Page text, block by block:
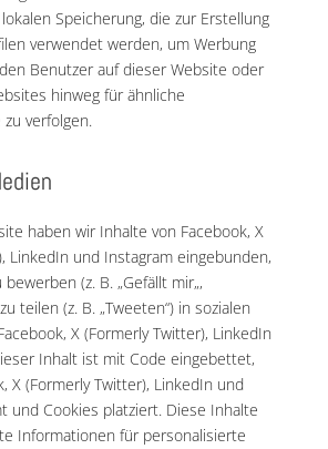
Speicherung, die zur Erstellung
verwendet werden, um Werbung
Benutzer auf dieser Website oder
hinweg für ähnliche
verfolgen.
haben wir Inhalte von Facebook, X
LinkedIn und Instagram eingebunden,
(z. B. „Gefällt mir„,
teilen (z. B. „Tweeten“) in sozialen
X (Formerly Twitter), LinkedIn
Inhalt ist mit Code eingebettet,
X (Formerly Twitter), LinkedIn und
und Cookies platziert. Diese Inhalte
Informationen für personalisierte